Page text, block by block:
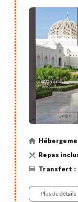
en 4x4.
installation
Plus de détails